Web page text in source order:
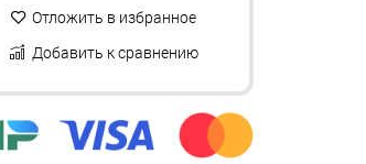
Отложить в избранное
Добавить к сравнению